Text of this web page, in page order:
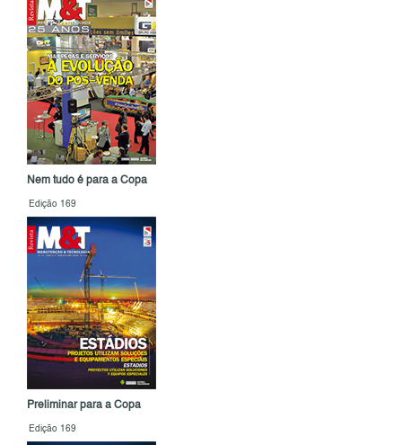
Nem tudo é para a Copa
Edição 169
Preliminar para a Copa
Edição 169